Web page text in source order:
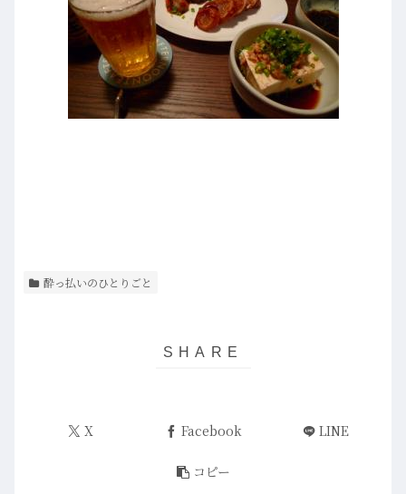
酔っ払いのひとりごと
X Facebook LINE
コピー